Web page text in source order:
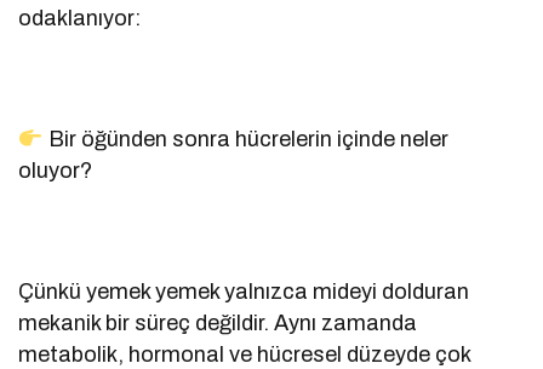
odaklanıyor:
Bir öğünden sonra hücrelerin içinde neler
oluyor?
Çünkü yemek yemek yalnızca mideyi dolduran
mekanik bir süreç değildir. Aynı zamanda
metabolik, hormonal ve hücresel düzeyde çok